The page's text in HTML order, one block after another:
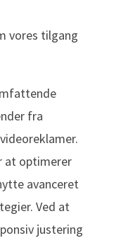
vores tilgang
fra
at optimerer
avanceret
Ved at
justering